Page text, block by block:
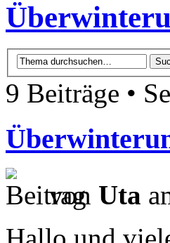
9 Beiträge •
von Uta